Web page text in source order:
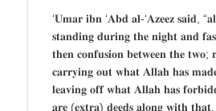
‘𝐔𝐦𝐚𝐫 𝐢𝐛𝐧 ‘𝐀𝐛𝐝 𝐚𝐥-‘𝐀𝐳𝐞𝐞𝐳 𝐬𝐚𝐢𝐝,
𝐬𝐭𝐚𝐧𝐝𝐢𝐧𝐠 𝐝𝐮𝐫𝐢𝐧𝐠 𝐭𝐡𝐞 𝐧𝐢𝐠𝐡𝐭 𝐚𝐧𝐝
𝐭𝐡𝐞𝐧 𝐜𝐨𝐧𝐟𝐮𝐬𝐢𝐨𝐧 𝐛𝐞𝐭𝐰𝐞𝐞𝐧 𝐭𝐡𝐞 𝐭𝐰𝐨;
𝐜𝐚𝐫𝐫𝐲𝐢𝐧𝐠 𝐨𝐮𝐭 𝐰𝐡𝐚𝐭 𝐀𝐥𝐥𝐚𝐡 𝐡𝐚𝐬
𝐥𝐞𝐚𝐯𝐢𝐧𝐠 𝐨𝐟𝐟 𝐰𝐡𝐚𝐭 𝐀𝐥𝐥𝐚𝐡 𝐡𝐚𝐬
𝐚𝐫𝐞 (𝐞𝐱𝐭𝐫𝐚) 𝐝𝐞𝐞𝐝𝐬 𝐚𝐥𝐨𝐧𝐠 𝐰𝐢𝐭𝐡